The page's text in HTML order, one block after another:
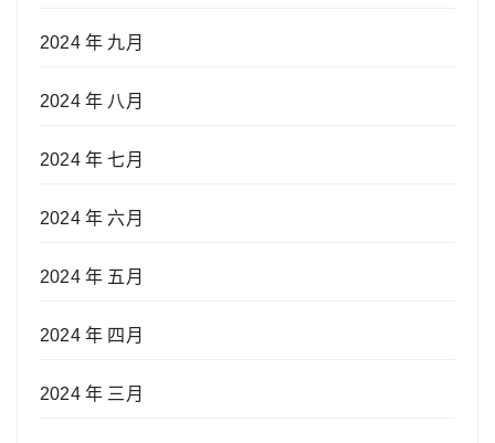
2024 年 九月
2024 年 八月
2024 年 七月
2024 年 六月
2024 年 五月
2024 年 四月
2024 年 三月